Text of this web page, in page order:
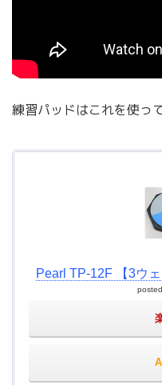
練習パッドはこれを使っ
Pearl TP-12F 【3ウ